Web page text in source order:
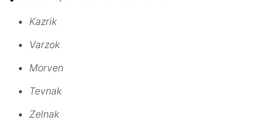
Kazrik
Varzok
Morven
Tevnak
Zelnak